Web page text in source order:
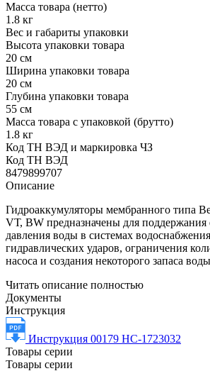
Масса товара (нетто)
1.8 кг
Вес и габариты упаковки
Высота упаковки товара
20 см
Ширина упаковки товара
20 см
Глубина упаковки товара
55 см
Масса товара с упаковкой (брутто)
1.8 кг
Код ТН ВЭД и маркировка ЧЗ
Код ТН ВЭД
8479899707
Описание
Гидроаккумуляторы мембранного типа
VТ, BW предназначены для поддержания
давления воды в системах
гидравлических ударов, ограничения
насоса и создания некоторого запаса
Читать описание полностью
Документы
Инструкция
Инструкция 00179 НС-1723032
Товары серии
Товары серии